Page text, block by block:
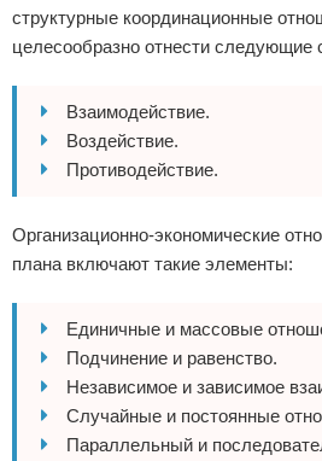
структурные координационные
целесообразно отнести следующие
Взаимодействие.
Воздействие.
Противодействие.
Организационно-экономические
плана включают такие элементы:
Единичные и массовые
Подчинение и равенство.
Независимое и зависимое
Случайные и постоянные
Параллельный и